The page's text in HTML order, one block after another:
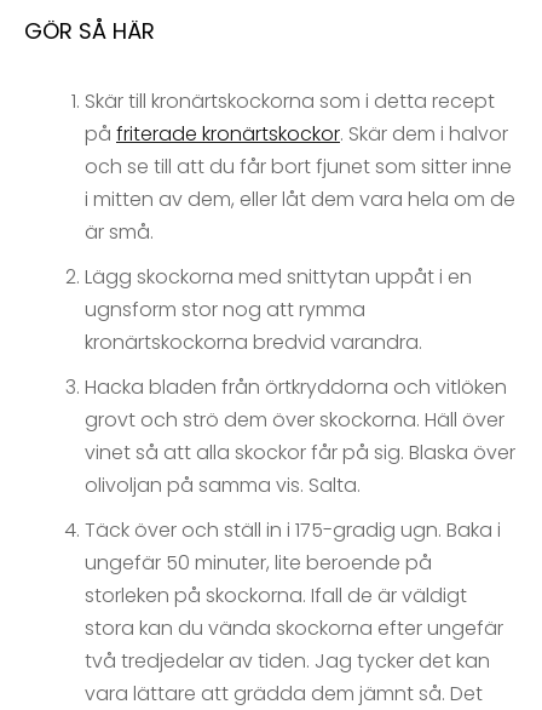
GÖR SÅ HÄR
Skär till kronärtskockorna som i detta recept
på friterade kronärtskockor. Skär dem i halvor
och se till att du får bort fjunet som sitter inne
i mitten av dem, eller låt dem vara hela om de
är små.
Lägg skockorna med snittytan uppåt i en
ugnsform stor nog att rymma
kronärtskockorna bredvid varandra.
Hacka bladen från örtkryddorna och vitlöken
grovt och strö dem över skockorna. Häll över
vinet så att alla skockor får på sig. Blaska över
olivoljan på samma vis. Salta.
Täck över och ställ in i 175-gradig ugn. Baka i
ungefär 50 minuter, lite beroende på
storleken på skockorna. Ifall de är väldigt
stora kan du vända skockorna efter ungefär
två tredjedelar av tiden. Jag tycker det kan
vara lättare att grädda dem jämnt så. Det